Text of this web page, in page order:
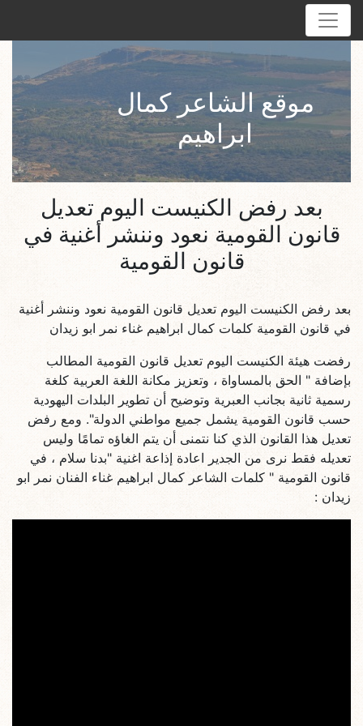
موقع الشاعر كمال
ابراهيم
بعد رفض الكنيست اليوم تعديل
قانون القومية نعود وننشر أغنية في
قانون القومية
بعد رفض الكنيست اليوم تعديل قانون القومية نعود وننشر أغنية
في قانون القومية كلمات كمال ابراهيم غناء نمر ابو زيدان
رفضت هيئة الكنيست اليوم تعديل قانون القومية المطالب
بإضافة " الحق بالمساواة ، وتعزيز مكانة اللغة العربية كلغة
رسمية ثانية بجانب العبرية وتوضيح أن تطوير البلدات اليهودية
حسب قانون القومية يشمل جميع مواطني الدولة". ومع رفض
تعديل هذا القانون الذي كنا نتمنى أن يتم الغاؤه تمامًا وليس
تعديله فقط نرى من الجدير اعادة إذاعة اغنية "بدنا سلام ، في
قانون القومية " كلمات الشاعر كمال ابراهيم غناء الفنان نمر ابو
زيدان :